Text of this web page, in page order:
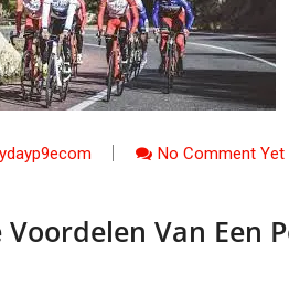
No Comment Yet
Van Een